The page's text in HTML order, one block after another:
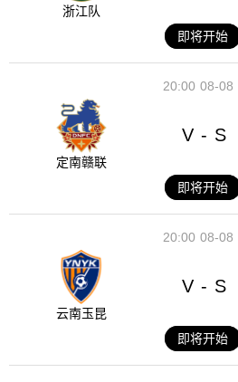
浙江队
即将开始
08-08
20:00
定南赣联
V - S
即将开始
08-08
20:00
云南玉昆
V - S
即将开始